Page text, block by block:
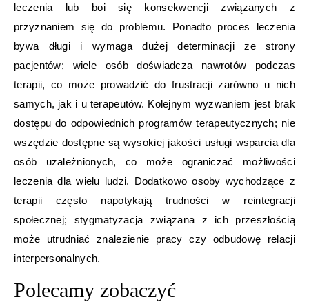
leczenia lub boi się konsekwencji związanych z
przyznaniem się do problemu. Ponadto proces leczenia
bywa długi i wymaga dużej determinacji ze strony
pacjentów; wiele osób doświadcza nawrotów podczas
terapii, co może prowadzić do frustracji zarówno u nich
samych, jak i u terapeutów. Kolejnym wyzwaniem jest brak
dostępu do odpowiednich programów terapeutycznych; nie
wszędzie dostępne są wysokiej jakości usługi wsparcia dla
osób uzależnionych, co może ograniczać możliwości
leczenia dla wielu ludzi. Dodatkowo osoby wychodzące z
terapii często napotykają trudności w reintegracji
społecznej; stygmatyzacja związana z ich przeszłością
może utrudniać znalezienie pracy czy odbudowę relacji
interpersonalnych.
Polecamy zobaczyć